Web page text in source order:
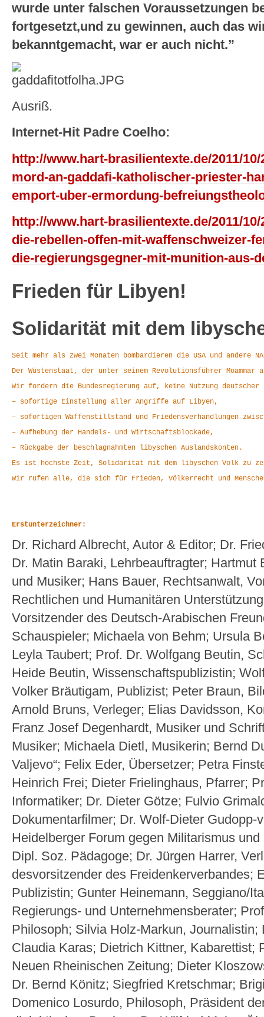
wurde unter falschen Voraussetzungen
fortgesetzt,und zu gewinnen, auch das
bekanntgemacht, war er auch nicht.”
Ausriß.
Internet-Hit Padre Coelho:
http://www.hart-brasilientexte.de/2011/
mord-an-gaddafi-katholischer-priester-
emport-uber-ermordung-
http://www.hart-brasilientexte.de/2011/
die-rebellen-offen-mit-waffenschweizer-
die-regierungsgegner-mit-munition-aus-
Frieden für Libyen!
Solidarität mit dem
Seit mehr als zwei Monaten bombardieren die USA und
Der Wüstenstaat, der unter seinem Revolutionsführer
Wir fordern die Bundesregierung auf, keine Nutzung
– sofortige Einstellung aller Angriffe auf Libyen,
– sofortigen Waffenstillstand und Friedensverhandlungen
– Aufhebung der Handels- und Wirtschaftsblockade,
– Rückgabe der beschlagnahmten libyschen Auslandskonten.
Es ist höchste Zeit, Solidarität mit dem libyschen Volk zu
Wir rufen alle, die sich für Frieden, Völkerrecht und
Erstunterzeichner:
Dr. Richard Albrecht, Autor & Editor; Dr.
Dr. Matin Baraki, Lehrbeauftragter; Hartmut
und Musiker; Hans Bauer, Rechtsanwalt,
Rechtlichen und Humanitären
Vorsitzender des Deutsch-Arabischen
Schauspieler; Michaela von Behm; Ursula
Leyla Taubert; Prof. Dr. Wolfgang Beutin,
Heide Beutin, Wissen­schafts­publizistin;
Volker Bräutigam, Publizist; Peter Braun,
Arnold Bruns, Verleger; Elias Davidsson,
Franz Josef Degenhardt, Musiker und
Musiker; Micha­ela Dietl, Musikerin; Bernd
Valjevo“; Felix Eder, Über­setzer; Petra
Heinrich Frei; Dieter Frie­linghaus, Pfarrer;
Informatiker; Dr. Dieter Götze; Fulvio
Dokumentarfilmer; Dr. Wolf-Dieter Gu­dopp­-
Heidelberger Forum gegen Mili­tarismus
Dipl. Soz. Pädagoge; Dr. Jürgen Har­rer,
desvorsitzender des Freiden­ker­ver­ban­des;
Publizistin; Gunter Heinemann, Seggiano/
Regierungs- und Unter­nehmens­be­rater;
Philosoph; Silvia Holz-Markun,
Claudia Karas; Dietrich Kittner, Kabarettist;
Neuen Rheinischen Zeitung; Dieter
Dr. Bernd Könitz; Siegfried Kretsch­­mar;
Domenico Lo­sur­do, Philosoph, Präsident